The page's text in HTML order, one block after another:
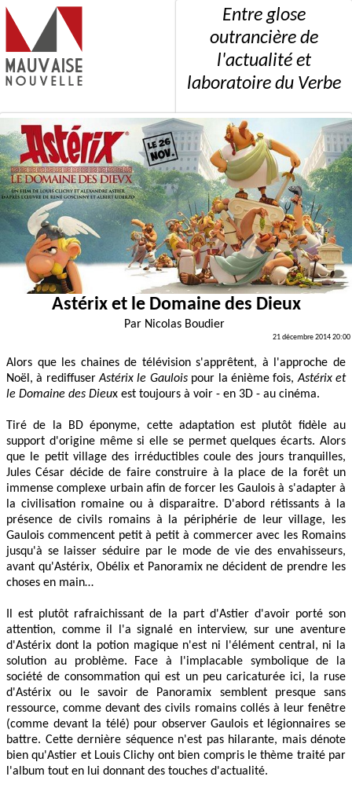
Entre glose
outrancière de
l'actualité et
laboratoire du Verbe
Astérix et le Domaine des Dieux
Par Nicolas Boudier
21 décembre 2014 20:00
Alors que les chaines de télévision s'apprêtent, à l'approche de
Noël, à rediffuserAstérix le Gauloispour la énième fois,Astérix et
le Domaine des Dieux est toujours à voir - en 3D - au cinéma.
Tiré de la BD éponyme, cette adaptation est plutôt fidèle au
support d'origine même si elle se permet quelques écarts. Alors
que le petit village des irréductibles coule des jours tranquilles,
Jules César décide de faire construire à la place de la forêt un
immense complexe urbain afin de forcer les Gaulois à s'adapter à
la civilisation romaine ou à disparaitre. D'abord rétissants à la
présence de civils romains à la périphérie de leur village, les
Gaulois commencent petit à petit à commercer avec les Romains
jusqu'à se laisser séduire par le mode de vie des envahisseurs,
avant qu'Astérix, Obélix et Panoramix ne décident de prendre les
choses en main…
Il est plutôt rafraichissant de la part d'Astier d'avoir porté son
attention, comme il l'a signalé en interview, sur une aventure
d'Astérix dont la potion magique n'est ni l'élément central, ni la
solution au problème. Face à l'implacable symbolique de la
société de consommation qui est un peu caricaturée ici, la ruse
d'Astérix ou le savoir de Panoramix semblent presque sans
ressource, comme devant des civils romains collés à leur fenêtre
(comme devant la télé) pour observer Gaulois et légionnaires se
battre. Cette dernière séquence n'est pas hilarante, mais dénote
bien qu'Astier et Louis Clichy ont bien compris le thème traité par
l'album tout en lui donnant des touches d'actualité.